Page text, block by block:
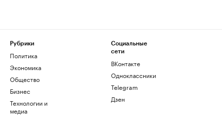
Рубрики
Политика
Экономика
Общество
Бизнес
Технологии и
медиа
Социальные
сети
ВКонтакте
Одноклассники
Telegram
Дзен